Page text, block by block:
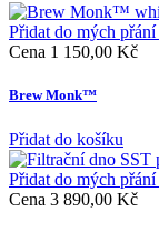
Přidat do mých přání
Cena 1 150,00 Kč
Brew Monk™
Přidat do košíku
Přidat do mých přání
Cena 3 890,00 Kč